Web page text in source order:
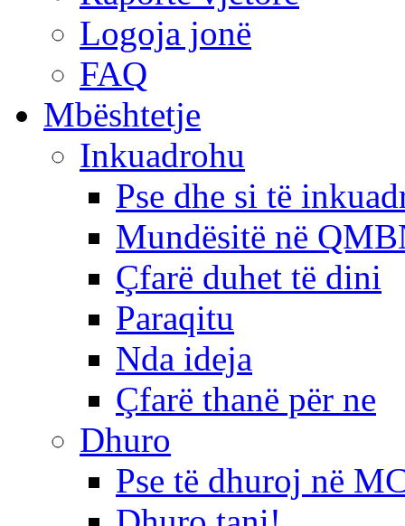
Logoja jonë
FAQ
Mbështetje
Inkuadrohu
Pse dhe si të
Mundësitë në
Çfarë duhet të dini
Paraqitu
Nda ideja
Çfarë thanë për ne
Dhuro
Pse të dhuroj në